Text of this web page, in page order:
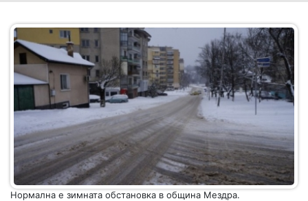
Нормална е зимната обстановка в община Мездра.